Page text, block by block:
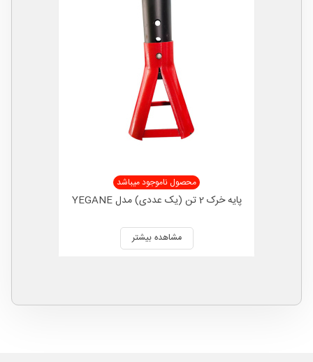
محصول ناموجود میباشد
پایه خرک 2 تن (یک عددی) مدل YEGANE
مشاهده بیشتر